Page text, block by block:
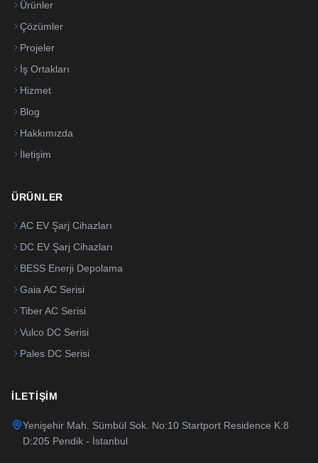
Ürünler
Çözümler
Projeler
İş Ortakları
Hizmet
Blog
Hakkımızda
İletişim
ÜRÜNLER
AC EV Şarj Cihazları
DC EV Şarj Cihazları
BESS Enerji Depolama
Gaia AC Serisi
Tiber AC Serisi
Vulco DC Serisi
Pales DC Serisi
İLETIŞIM
Yenişehir Mah. Sümbül Sok. No:10 Startport Residence K:8
D:205 Pendik - İstanbul